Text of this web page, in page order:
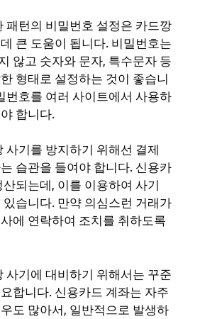
패턴의 비밀번호 설정은 카드깡
큰 도움이 됩니다. 비밀번호는
않고 숫자와 문자, 특수문자 등
형태로 설정하는 것이 좋습니
번호를 여러 사이트에서 사용하
합니다.
사기를 방지하기 위해선 결제
습관을 들여야 합니다. 신용카
산되는데, 이를 이용하여 사기
습니다. 만약 의심스런 거래가
에 연락하여 조치를 취하도록
사기에 대비하기 위해서는 꾸준
합니다. 신용카드 계좌는 자주
도 많아서, 일반적으로 발생하